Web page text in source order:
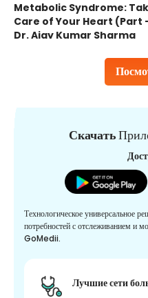
Metabolic Syndrome:
Care of Your Heart (Part
Dr. Ajay Kumar Sharma
Скачать
Технологическое универсальное
потребностей с отслеживанием и
GoMedii.
Лучшие сети